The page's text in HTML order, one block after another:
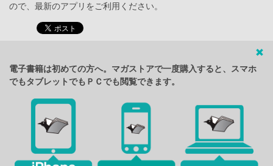
ので、最新のアプリをご利用ください。
電子書籍は初めての方へ。マガストアで一度購入すると、スマホ
でもタブレットでもＰＣでも閲覧できます。